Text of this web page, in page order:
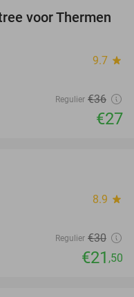
25%
voor Thermen
9.7 star
Regulier €36
€27
8.9 star
Regulier €30
€21 ,50